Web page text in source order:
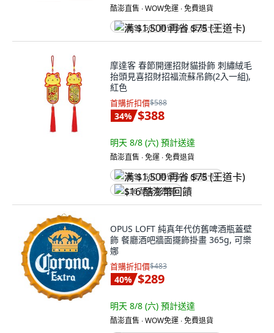
酷澎直售 ∙ WOW免運 ∙ 免費退貨
满 $1,500 再省 $75 (王道卡)
摩達客 春節開運招財貓掛飾 刺繡絨毛
抬頭見喜招財招福流蘇吊飾(2入一組),
紅色
首購折扣價$588
34% $388
明天 8/8 (六) 預計送達
酷澎直售 ∙ 免運 ∙ 免費退貨
满 $1,500 再省 $75 (王道卡)
$16 酷澎幣回饋
OPUS LOFT 純真年代仿舊啤酒瓶蓋壁
飾 餐廳酒吧牆面擺飾掛畫 365g, 可樂
娜
首購折扣價$483
40% $289
明天 8/8 (六) 預計送達
酷澎直售 ∙ WOW免運 ∙ 免費退貨